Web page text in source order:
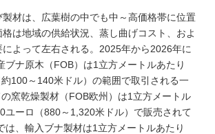
材は、広葉樹の中でも中～高価格帯に位置
格は地域の供給状況、蒸し曲げコスト、およ
よって左右される。2025年から2026年に
ブナ原木（FOB）は1立方メートルあたり
100～140米ドル）の範囲で取引される一
窯乾燥製材（FOB欧州）は1立方メートル
ユーロ（880～1,320米ドル）で販売されて
は、輸入ブナ製材は1立方メートルあたり